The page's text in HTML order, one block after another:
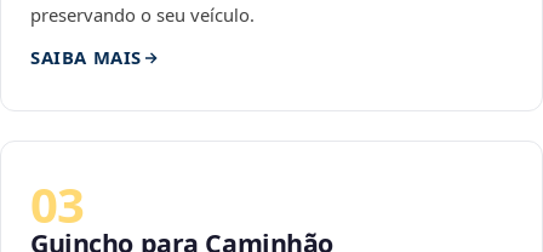
preservando o seu veículo.
SAIBA MAIS
03
Guincho para Caminhão